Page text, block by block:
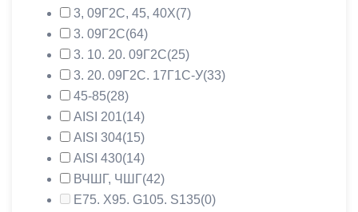
3, 09Г2С, 45, 40Х(7)
3. 09Г2С(64)
3. 10. 20. 09Г2С(25)
3. 20. 09Г2С. 17Г1С-У(33)
45-85(28)
AISI 201(14)
AISI 304(15)
AISI 430(14)
ВЧШГ, ЧШГ(42)
Е75. Х95. G105. S135(0)